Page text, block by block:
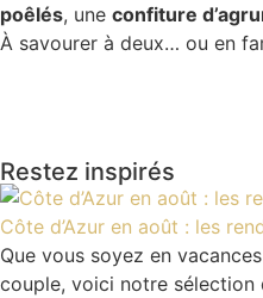
poêlés, une confiture
À savourer à deux… ou en
Restez inspirés
Côte d’Azur en août : les
Que vous soyez en
couple, voici notre sélection